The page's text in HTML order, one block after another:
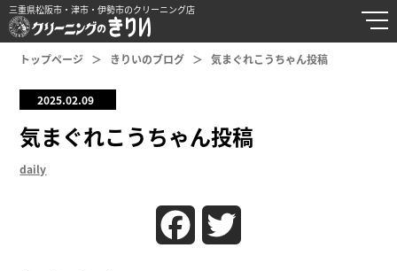
三重県松阪市・津市・伊勢市のクリーニング店
トップページ きりいのブログ 気まぐれこうちゃん投稿
2025.02.09
気まぐれこうちゃん投稿
daily
Facebook